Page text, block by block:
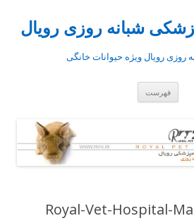
شبانه روزی رویال
روزی رویال ویژه حیوانات خانگی
فهرست
Royal-Vet-Hospital-